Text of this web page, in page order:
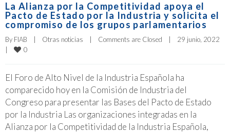
La Alianza por la Competitividad apoya el
Pacto de Estado por la Industria y solicita el
compromiso de los grupos parlamentarios
By FIAB Otras noticias Comments are Closed
0
El Foro de Alto Nivel de la Industria Española ha
comparecido hoy en la Comisión de Industria del
Congreso para presentar las Bases del Pacto de Estado
por la Industria Las organizaciones integradas en la
Alianza por la Competitividad de la Industria Española,